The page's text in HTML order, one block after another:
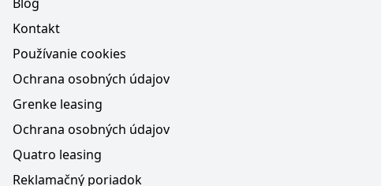
Kontakt
Používanie cookies
Ochrana osobných údajov
Grenke leasing
Ochrana osobných údajov
Quatro leasing
Reklamačný poriadok